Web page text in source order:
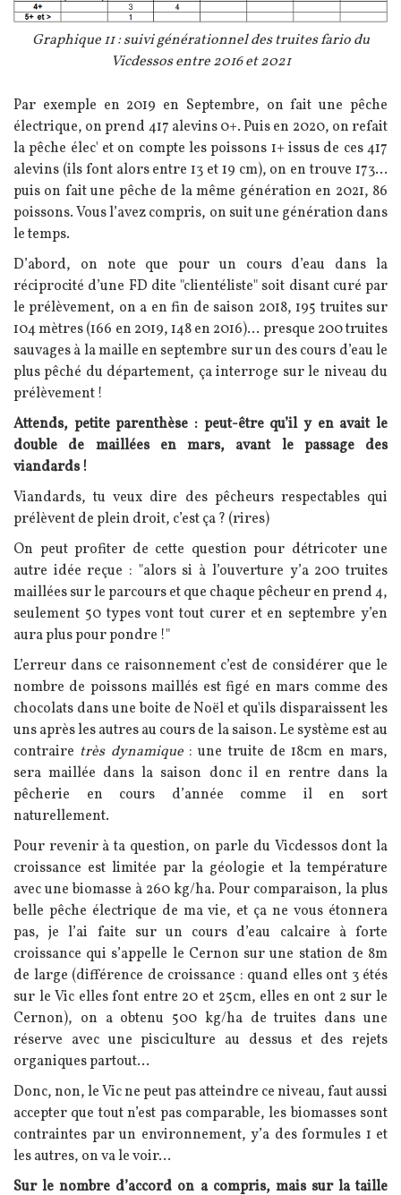
Légende
Graphique 11 : suivi générationnel des truites fario du
Vicdessos entre 2016 et 2021
Texte
Par exemple en 2019 en Septembre, on fait une pêche
électrique, on prend 417 alevins 0+. Puis en 2020, on refait
la pêche élec' et on compte les poissons 1+ issus de ces 417
alevins (ils font alors entre 13 et 19 cm), on en trouve 173...
puis on fait une pêche de la même génération en 2021, 86
poissons. Vous l’avez compris, on suit une génération dans
le temps.
D’abord, on note que pour un cours d’eau dans la
réciprocité d’une FD dite "clientéliste" soit disant curé par
le prélèvement, on a en fin de saison 2018, 195 truites sur
104 mètres (166 en 2019, 148 en 2016)… presque 200 truites
sauvages à la maille en septembre sur un des cours d’eau le
plus pêché du département, ça interroge sur le niveau du
prélèvement !
Attends, petite parenthèse : peut-être qu’il y en avait le
double de maillées en mars, avant le passage des
viandards !
Viandards, tu veux dire des pêcheurs respectables qui
prélèvent de plein droit, c’est ça ? (rires)
On peut profiter de cette question pour détricoter une
autre idée reçue : "alors si à l’ouverture y’a 200 truites
maillées sur le parcours et que chaque pêcheur en prend 4,
seulement 50 types vont tout curer et en septembre y’en
aura plus pour pondre !"
L’erreur dans ce raisonnement c’est de considérer que le
nombre de poissons maillés est figé en mars comme des
chocolats dans une boite de Noël et qu'ils disparaissent les
uns après les autres au cours de la saison. Le système est au
contraire très dynamique: une truite de 18cm en mars,
sera maillée dans la saison donc il en rentre dans la
pêcherie en cours d’année comme il en sort
naturellement.
Pour revenir à ta question, on parle du Vicdessos dont la
croissance est limitée par la géologie et la température
avec une biomasse à 260 kg/ha. Pour comparaison, la plus
belle pêche électrique de ma vie, et ça ne vous étonnera
pas, je l’ai faite sur un cours d’eau calcaire à forte
croissance qui s’appelle le Cernon sur une station de 8m
de large (différence de croissance : quand elles ont 3 étés
sur le Vic elles font entre 20 et 25cm, elles en ont 2 sur le
Cernon), on a obtenu 500 kg/ha de truites dans une
réserve avec une pisciculture au dessus et des rejets
organiques partout...
Donc, non, le Vic ne peut pas atteindre ce niveau, faut aussi
accepter que tout n’est pas comparable, les biomasses sont
contraintes par un environnement, y’a des formules 1 et
les autres, on va le voir...
Sur le nombre d’accord on a compris, mais sur la taille